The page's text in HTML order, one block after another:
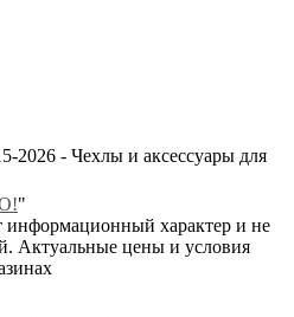
2026 - Чехлы и аксессуары для
"
информационный характер и не
Актуальные цены и условия